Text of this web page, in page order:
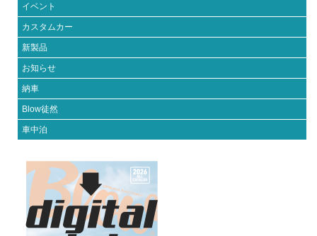
イベント
カスタムカー
新製品
お知らせ
納車
Blow徒然
車中泊